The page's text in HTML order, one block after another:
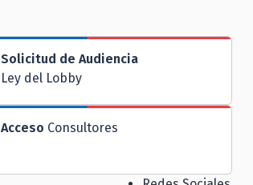
Solicitud de Audiencia
Ley del Lobby
Acceso Consultores